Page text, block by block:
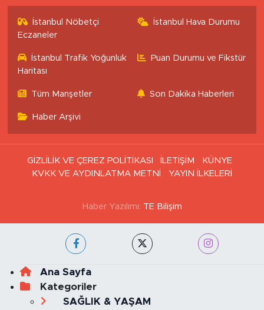
İstanbul Nöbetçi
Eczaneler
İstanbul Hava Durumu
İstanbul Trafik Yoğunluk
Haritası
Puan Durumu ve Fikstür
Tüm Manşetler Son Dakika Haberleri
Haber Arşivi
GİZLİLİK VE ÇEREZ POLİTİKASI İLETİŞİM
KÜNYE
KVKK VE AYDINLATMA METNİ
YAYIN İLKELERİ
Haber Yazılımı: TE Bilişim
Ana Sayfa
Kategoriler
SAĞLIK & YAŞAM